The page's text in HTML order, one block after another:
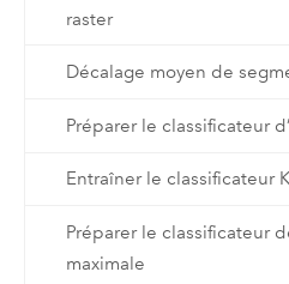
raster
Décalage moyen de
Préparer le classificateur
Entraîner le classificateur
Préparer le classificateur
maximale